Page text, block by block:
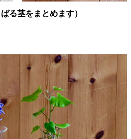
る茎をまとめます）